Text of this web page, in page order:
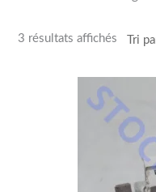
3 résultats affichés